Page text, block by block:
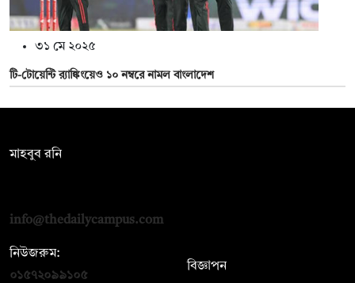
৩১ মে ২০২৫
টি-টোয়েন্টি র‍্যাঙ্কিংয়েও ১০ নম্বরে নামল বাংলাদেশ
মাহবুব রনি
info@thedailycampus.com
নিউজরুম:
০১৫৭২০৯৯১০৫
বিজ্ঞাপন